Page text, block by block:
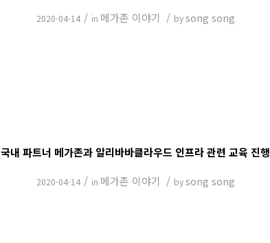
2020-04-14 / in 메가존 이야기 / bysong song
국내 파트너 메가존과 알리바바클라우드 인프라 관련 교육 진행
2020-04-14 / in 메가존 이야기 / bysong song